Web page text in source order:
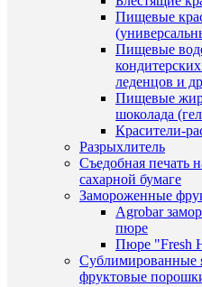
Пищевые
Пищевые
леденцов и
Пищевые
шоколада
Красители-
Разрыхлитель
Съедобная печать
сахарной бумаге
Замороженные
Agrobar
пюре
Пюре "Fresh
Сублимированные
фруктовые